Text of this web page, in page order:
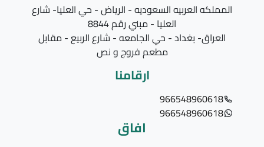
المملكه العربيه السعوديه - الرياض - حي العليا- شارع
العليا - مبني رقم 8844
العراق- بغداد - حي الجامعه - شارع الربيع - مقابل
مطعم فروج و نص
ارقامنا
966548960618
966548960618
افاق